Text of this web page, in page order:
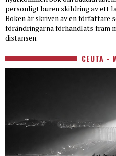
personligt buren skildring av ett
Boken är skriven av en författare
förändringarna förhandlats fram
distansen.
CEUTA -